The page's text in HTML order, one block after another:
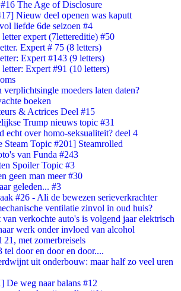
The Age of Disclosure
Nieuw deel openen was kaputt
liefde 6de seizoen #4
letter expert (7lettereditie) #50
Expert # 75 (8 letters)
Expert #143 (9 letters)
letter: Expert #91 (10 letters)
verplichtsingle moeders laten daten?
boeken
& Actrices Deel #15
Trump nieuws topic #31
echt over homo-seksualiteit? deel 4
Topic #201] Steamrolled
van Funda #243
Spoiler Topic #3
geen man meer #30
geleden... #3
#26 - Ali de bewezen serieverkrachter
ventilatie zinvol in oud huis?
verkochte auto's is volgend jaar elektrisch
werk onder invloed van alcohol
met zomerbreisels
tel door en door en door....
uit onderbouw: maar half zo veel uren
weg naar balans #12